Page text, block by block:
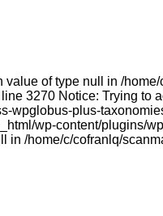
value of type null in /
3270 Notice: Trying to
wpglobus-plus-
wp-content/plugins/
in /home/c/cofranlq/